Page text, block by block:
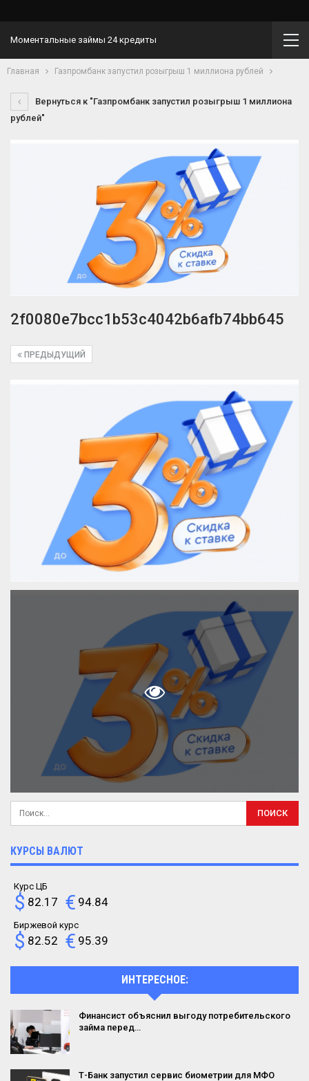
Моментальные займы 24 кредиты
Главная Газпромбанк запустил розыгрыш 1 миллиона рублей
Вернуться к "Газпромбанк запустил розыгрыш 1 миллиона
рублей"
2f0080e7bcc1b53c4042b6afb74bb645
ПРЕДЫДУЩИЙ
КУРСЫ ВАЛЮТ
Курс ЦБ
$ 82.17 € 94.84
Биржевой курс
$ 82.52 € 95.39
ИНТЕРЕСНОЕ:
Финансист объяснил выгоду потребительского
займа перед…
Т-Банк запустил сервис биометрии для МФО